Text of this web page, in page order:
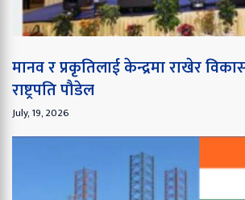
मानव र प्रकृतिलाई केन्द्रमा राखेर विकास
राष्ट्रपति पौडेल
July, 19, 2026